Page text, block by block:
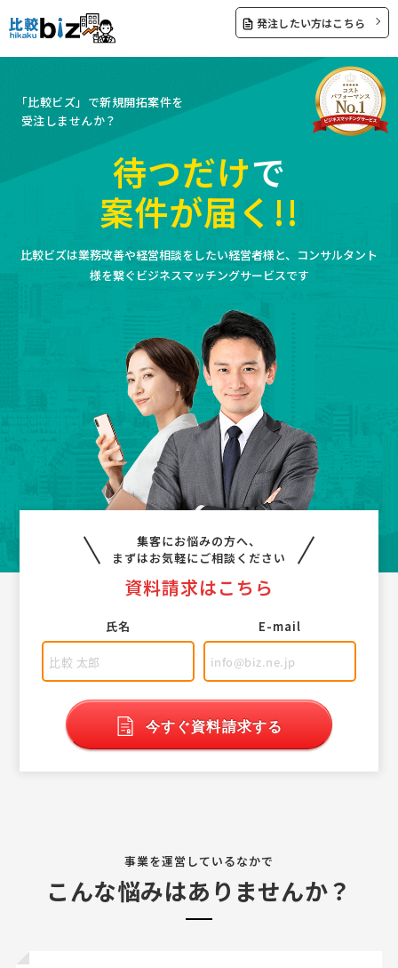
発注したい方はこちら
「比較ビズ」で新規開拓案件を
受注しませんか？
待つだけで
案件が届く!!
比較ビズは業務改善や経営相談をしたい経営者様と、コンサルタント
様を繋ぐビジネスマッチングサービスです
集客にお悩みの方へ、
まずはお気軽にご相談ください
資料請求はこちら
氏名 E-mail
今すぐ資料請求する
事業を運営しているなかで
こんな悩みはありませんか？